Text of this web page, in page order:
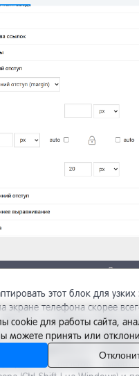
этот блок для узких
экране телефона скорее
это делается
колонок в одну при
определенного
это значение - вызвать
cookie для работы сайта,
можете принять или